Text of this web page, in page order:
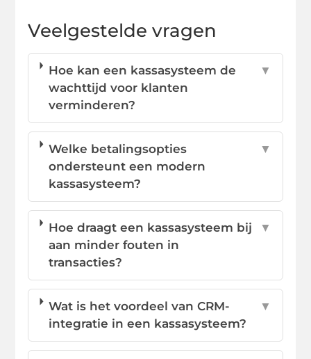
Veelgestelde vragen
Hoe kan een kassasysteem de
wachttijd voor klanten
verminderen?
▼
Welke betalingsopties
ondersteunt een modern
kassasysteem?
▼
Hoe draagt een kassasysteem bij
aan minder fouten in
transacties?
▼
Wat is het voordeel van CRM-
integratie in een kassasysteem?
▼